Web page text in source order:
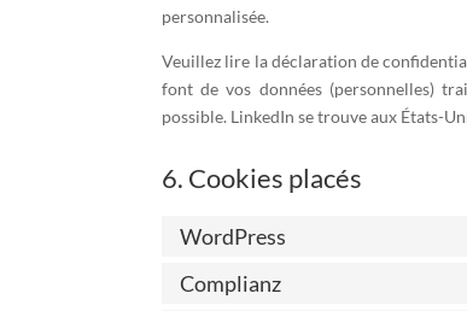
personnalisée.
Veuillez lire la déclaration de
font de vos données (personnelles)
possible. LinkedIn se trouve aux États-
6. Cookies placés
WordPress
Complianz